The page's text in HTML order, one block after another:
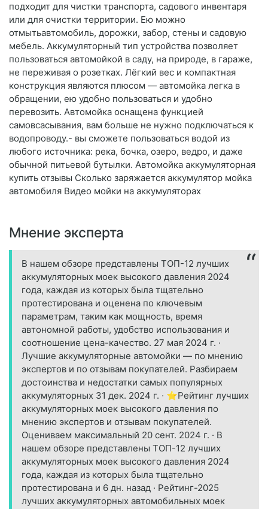
подходит для чистки транспорта, садового инвентаря
или для очистки территории. Ею можно
отмытьавтомобиль, дорожки, забор, стены и садовую
мебель. Аккумуляторный тип устройства позволяет
пользоваться автомойкой в саду, на природе, в гараже,
не переживая о розетках. Лёгкий вес и компактная
конструкция являются плюсом — автомойка легка в
обращении, ею удобно пользоваться и удобно
перевозить. Автомойка оснащена функцией
самовсасывания, вам больше не нужно подключаться к
водопроводу.- вы сможете пользоваться водой из
любого источника: река, бочка, озеро, ведро, и даже
обычной питьевой бутылки. Автомойка аккумуляторная
купить отзывы Сколько заряжается аккумулятор мойка
автомобиля Видео мойки на аккумуляторах
Мнение эксперта
В нашем обзоре представлены ТОП-12 лучших
аккумуляторных моек высокого давления 2024
года, каждая из которых была тщательно
протестирована и оценена по ключевым
параметрам, таким как мощность, время
автономной работы, удобство использования и
соотношение цена-качество. 27 мая 2024 г. ·
Лучшие аккумуляторные автомойки — по мнению
экспертов и по отзывам покупателей. Разбираем
достоинства и недостатки самых популярных
аккумуляторных 31 дек. 2024 г. · ⭐Рейтинг лучших
аккумуляторных моек высокого давления по
мнению экспертов и отзывам покупателей.
Оцениваем максимальный 20 сент. 2024 г. · В
нашем обзоре представлены ТОП-12 лучших
аккумуляторных моек высокого давления 2024
года, каждая из которых была тщательно
протестирована и 6 дн. назад · Рейтинг-2025
лучших аккумуляторных автомобильных моек